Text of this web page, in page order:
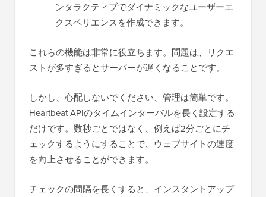
ンタラクティブでダイナミックなユーザーエ
クスペリエンスを作成できます。
これらの機能は非常に役立ちます。問題は、リクエ
ストが多すぎるとサーバーが遅くなることです。
しかし、心配しないでください、管理は簡単です。
Heartbeat APIのタイムインターバルを長く設定する
だけです。数秒ごとではなく、例えば2分ごとにチ
ェックするようにすることで、ウェブサイトの速度
を向上させることができます。
チェックの間隔を長くすると、インスタントアップ